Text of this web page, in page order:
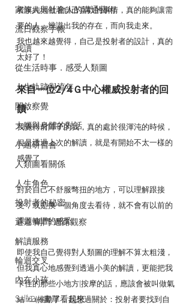
家族人與社會人的溝通藝術
流日觀察手帳
我讀
從生活時事．感受人類圖
人生軌跡與流年
開啟察覺
大腦與身體的對話
小組研習會
人類圖看關係
人生角色
投射者的秘密
通道.閘門.迴路觀察
解讀服務
輪迴交叉
內在小孩
Selfcare書單看起來
者單純地做著自己喜歡的事情，真的能夠讓需
要的人，辨識出我的存在，而向我走來。
我也越來越覺得，自己是投射者的設計，真的
太好了！
來自一位2/4Ｇ中心權威投射者的回
饋
我覺得前陣子的我，真的處於很渾沌的時候，
但是透過上次的解讀，就是有開始不太一樣的
感覺了。
對於自己不舒服彆扭的地方，可以理解跟接
受，或是換一個角度去看待，就不會有以前的
課題輪迴的感受。
即使我自己覺得對人類圖的理解不算太粗淺，
但我真心地感覺到透過小美的解讀，更能把我
卡住的那些小地方(按摩的話，應該會被叫做氣
結 XD)推動了，我想過關於：投射者要找到自